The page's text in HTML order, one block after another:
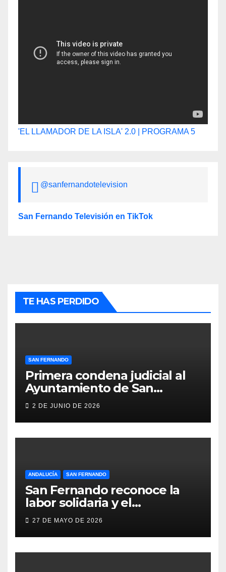
'EL LLAMADOR DE LA ISLA' 2.0 | PROGRAMA 5
@sanfernandotelevision
San Fernando Televisión en TikTok
TE HAS PERDIDO
SAN FERNANDO
Primera condena judicial al
Ayuntamiento de San
Fernando por negar
indemnizaciones a policías
locales lesionados en acto de
servicio
2 DE JUNIO DE 2026
ANDALUCÍA SAN FERNANDO
San Fernando reconoce la
labor solidaria y el
compromiso social de Juan y
Medio, ProLibertas y TDAH
San Fernando
27 DE MAYO DE 2026